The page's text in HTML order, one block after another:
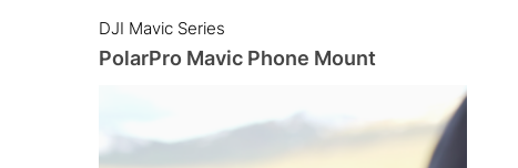
DJI Mavic Series
PolarPro Mavic Phone Mount